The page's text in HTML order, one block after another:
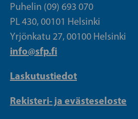
Puhelin (09) 693 070
PL 430, 00101 Helsinki
Yrjönkatu 27, 00100 Helsinki
info@sfp.fi
Laskutustiedot
Rekisteri- ja evästeseloste